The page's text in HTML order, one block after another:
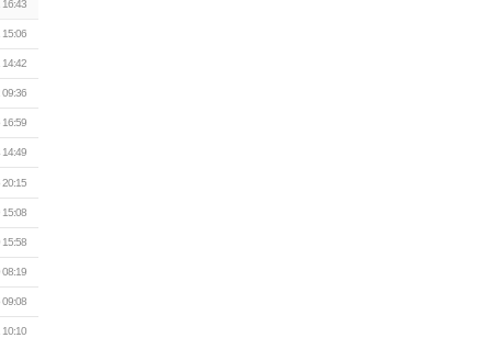
16:43
15:06
14:42
09:36
16:59
14:49
20:15
15:08
15:58
08:19
09:08
10:10